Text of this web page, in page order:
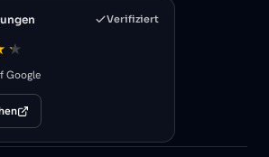
Verifiziert
Google